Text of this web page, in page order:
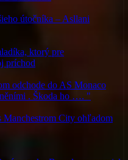
útočníka – Asllani
ktorý pre
príchod
odchode do AS Monaco
. Škoda ho …. "
Manchestrom City ohľadom